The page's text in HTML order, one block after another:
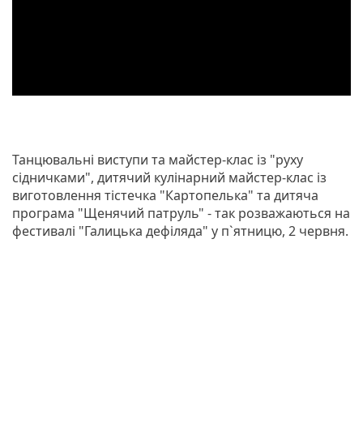
Танцювальні виступи та майстер-клас із "руху
сідничками", дитячий кулінарний майстер-клас із
виготовлення тістечка "Картопелька" та дитяча
програма "Щенячий патруль" - так розважаються на
фестивалі "Галицька дефіляда" у п`ятницю, 2 червня.